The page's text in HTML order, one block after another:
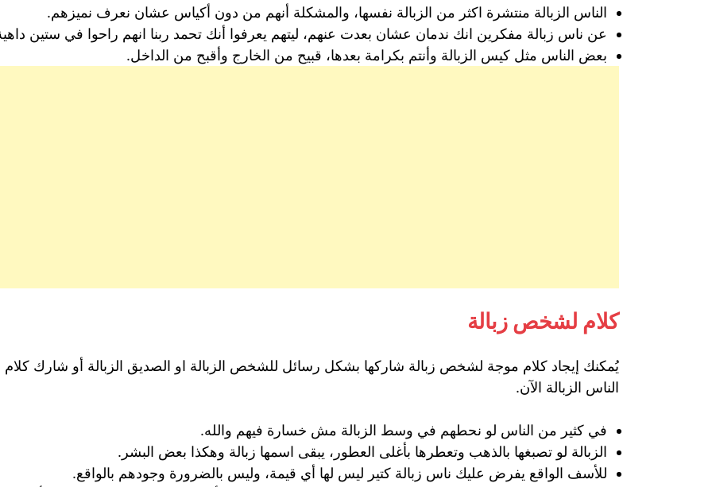
الناس الزبالة منتشرة اكثر من الزبالة نفسها، والمشكلة أنهم من دون أكياس عشان نعرف نميزهم.
عن ناس زبالة مفكرين انك ندمان عشان بعدت عنهم، ليتهم يعرفوا أنك تحمد ربنا انهم راحوا في ستين
بعض الناس مثل كيس الزبالة وأنتم بكرامة بعدها، قبيح من الخارج وأقبح من الداخل.
كلام لشخص زبالة
يُمكنك إيجاد كلام موجة لشخص زبالة شاركها بشكل رسائل للشخص الزبالة او الصديق الزبالة أو شارك كلام
الناس الزبالة الآن.
‏في كثير من الناس لو نحطهم في وسط الزبالة مش خسارة فيهم والله.
الزبالة لو تصبغها بالذهب وتعطرها بأغلى العطور، يبقى اسمها زبالة وهكذا بعض البشر.
للأسف الواقع يفرض عليك ناس زبالة كتير ليس لها أي قيمة، وليس بالضرورة وجودهم بالواقع.